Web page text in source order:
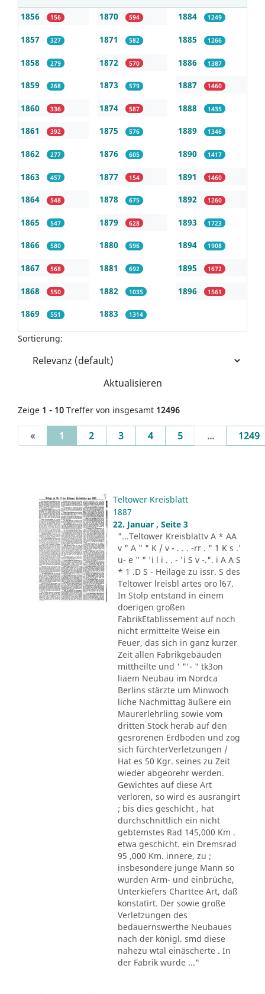
1856 156
1857 327
1858 279
1859 268
1860 336
1861 392
1862 277
1863 457
1864 548
1865 547
1866 580
1867 568
1868 550
1869 551
1870 594
1871 582
1872 570
1873 579
1874 587
1875 576
1876 605
1877 154
1878 675
1879 628
1880 596
1881 692
1882 1035
1883 1314
1884 1249
1885 1266
1886 1387
1887 1460
1888 1435
1889 1346
1890 1417
1891 1460
1892 1260
1893 1723
1894 1908
1895 1672
1896 1561
Sortierung:
Aktualisieren
Zeige 1 - 10 Treffer von insgesamt 12496
« 1 (current)
2 3 4 5 ... 1249
Teltower Kreisblatt
1887
22. Januar , Seite 3
"...Teltower Kreisblattv A * AA
v " A " " K / v - . . . -rr . " ´1 K s .'
u- e " " 'i l i . . - 'i S v -.". i A A S
* 1 .D S - Heilage zu issr. S des
Teltower lreisbl artes oro l67.
In Stolp entstand in einem
doerigen großen
FabrikEtablissement auf noch
nicht ermittelte Weise ein
Feuer, das sich in ganz kurzer
Zeit allen Fabrikgebäuden
mittheilte und ' "'- " tk3on
liaem Neubau im Nordca
Berlins stärzte um Minwoch
liche Nachmittag äußere ein
Maurerlehrling sowie vom
dritten Stock herab auf den
gesrorenen Erdboden und zog
sich fürchterVerletzungen /
Hat es 50 Kgr. seines zu Zeit
wieder abgeorehr werden.
Gewichtes auf diese Art
verloren, so wird es ausrangirt
; bis dies geschicht , hat
durchschnittlich ein nicht
gebtemstes Rad 145,000 Km .
etwa geschicht. ein Dremsrad
95 ,000 Km. innere, zu ;
insbesondere junge Mann so
wurden Arm- und einbrüche,
Unterkiefers Charttee Art, daß
konstatirt. Der sowie große
Verletzungen des
bedauernswerthe Neubaues
nach der königl. smd diese
nahezu wtal einäscherte . In
der Fabrik wurde ..."